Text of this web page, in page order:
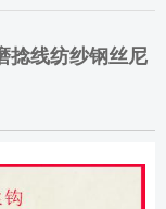
捻线纺纱钢丝尼